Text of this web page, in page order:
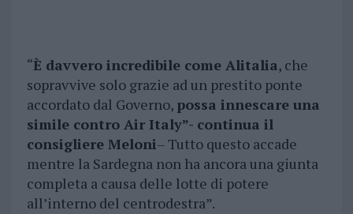
“È davvero incredibile come Alitalia, che
sopravvive solo grazie ad un prestito ponte
accordato dal Governo, possa innescare una
simile contro Air Italy”- continua il
consigliere Meloni– Tutto questo accade
mentre la Sardegna non ha ancora una giunta
completa a causa delle lotte di potere
all’interno del centrodestra”.